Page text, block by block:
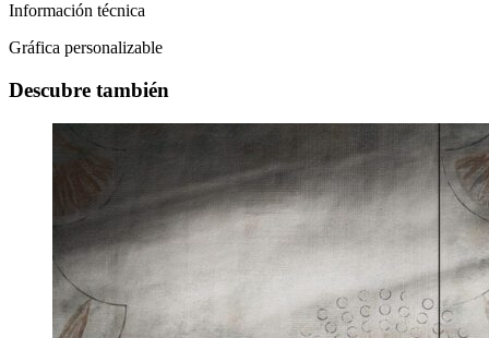
Información técnica
Gráfica personalizable
Descubre también